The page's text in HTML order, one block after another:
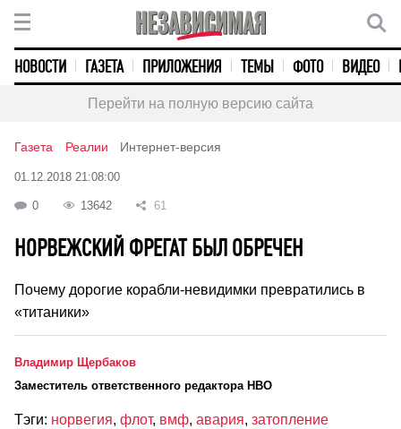
НОВОСТИ ГАЗЕТА ПРИЛОЖЕНИЯ ТЕМЫ ФОТО ВИДЕО
Перейти на полную версию сайта
Газета Реалии Интернет-версия
01.12.2018 21:08:00
0 13642 61
НОРВЕЖСКИЙ ФРЕГАТ БЫЛ ОБРЕЧЕН
Почему дорогие корабли-невидимки превратились в
«титаники»
Владимир Щербаков
Заместитель ответственного редактора НВО
Тэги: норвегия, флот, вмф, авария, затопление